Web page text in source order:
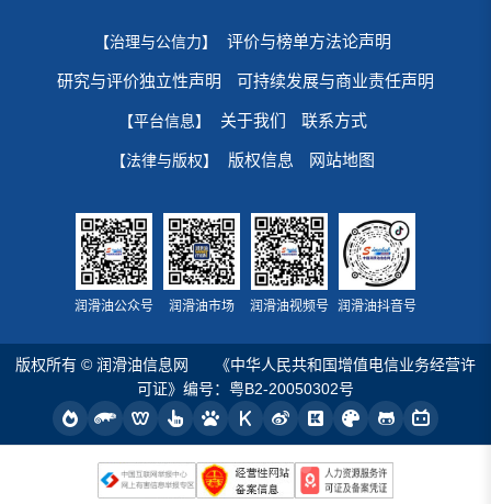
【治理与公信力】 评价与榜单方法论声明
研究与评价独立性声明 可持续发展与商业责任声明
【平台信息】 关于我们 联系方式
【法律与版权】 版权信息 网站地图
润滑油公众号 润滑油市场 润滑油视频号 润滑油抖音号
版权所有 © 润滑油信息网
《中华人民共和国增值电信业务经营许
可证》编号：粤B2-20050302号